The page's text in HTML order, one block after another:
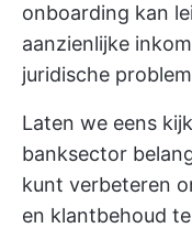
onboarding kan
aanzienlijke
juridische
Laten we eens
banksector
kunt verbeteren
en klantbehoud